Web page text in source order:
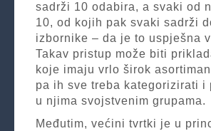
sadrži 10 odabira, a svaki od
10, od kojih pak svaki sadrži
izbornike – da je to uspješna
Takav pristup može biti
koje imaju vrlo širok
pa ih sve treba kategorizirati i
u njima svojstvenim grupama.
Međutim, većini tvrtki je u